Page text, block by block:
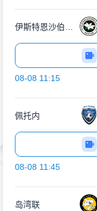
08-08 11:15
佩托内
08-08 11:45
岛湾联